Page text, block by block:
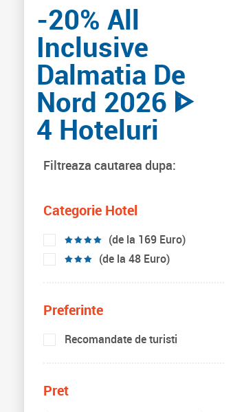
-20% All
Inclusive
Dalmatia De
Nord 2026 ᐈ
4 Hoteluri
Filtreaza cautarea dupa:
Categorie Hotel
(de la 169 Euro)
(de la 48 Euro)
Preferinte
Recomandate de turisti
Pret